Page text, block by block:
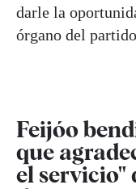
darle la
órgano del
Feijóo
que
el servicio"